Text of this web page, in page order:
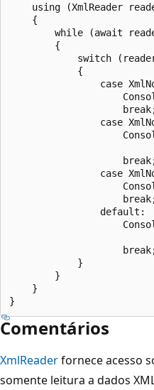
using (XmlReader
    {
while (await
        {
switch
            {
case
case
case
                default:
            }
        }
    }
Comentários
XmlReaderfornece acesso
somente leitura a dados